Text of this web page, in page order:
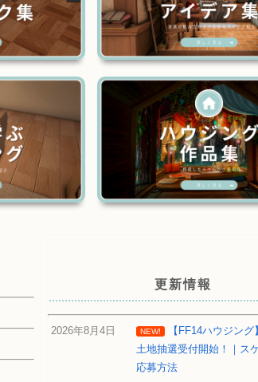
更新情報
2026年8月4日 NEW!
【FF14ハウジング
土地抽選受付開始！｜ス
応募方法